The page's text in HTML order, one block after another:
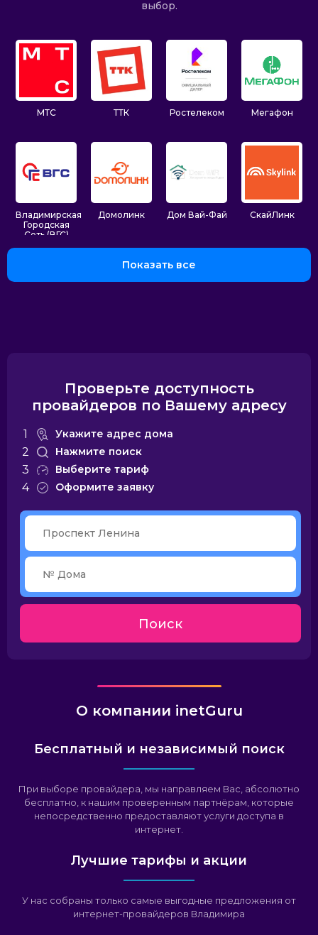
выбор.
МТС ТТК Ростелеком Мегафон
Владимирская
Городская
Сеть (ВГС)
Домолинк Дом Вай-Фай СкайЛинк
Показать все
Проверьте доступность
провайдеров по Вашему адресу
1 Укажите адрес дома
2 Нажмите поиск
3 Выберите тариф
4 Оформите заявку
Поиск
О компании inetGuru
Бесплатный и независимый поиск
При выборе провайдера, мы направляем Вас, абсолютно
бесплатно, к нашим проверенным партнёрам, которые
непосредственно предоставляют услуги доступа в
интернет.
Лучшие тарифы и акции
У нас собраны только самые выгодные предложения от
интернет-провайдеров Владимира